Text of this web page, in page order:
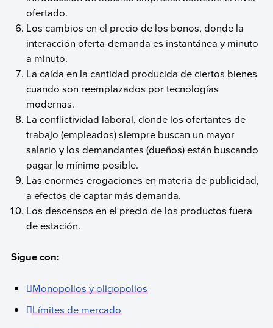
ofertado.
Los cambios en el precio de los bonos, donde la
interacción oferta-demanda es instantánea y minuto
a minuto.
La caída en la cantidad producida de ciertos bienes
cuando son reemplazados por tecnologías
modernas.
La conflictividad laboral, donde los ofertantes de
trabajo (empleados) siempre buscan un mayor
salario y los demandantes (dueños) están buscando
pagar lo mínimo posible.
Las enormes erogaciones en materia de publicidad,
a efectos de captar más demanda.
Los descensos en el precio de los productos fuera
de estación.
Sigue con:
Monopolios y oligopolios
Límites de mercado